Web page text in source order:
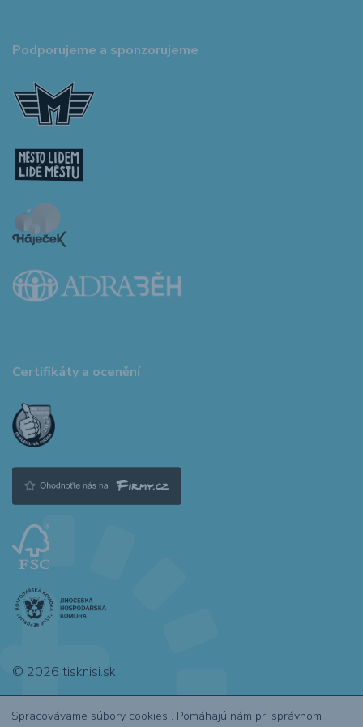
Spracovávame súbory cookies . Pomáhajú nám pri správnom
Podporujeme a sponzorujeme
Certifikáty a ocenění
© 2026 tisknisi.sk